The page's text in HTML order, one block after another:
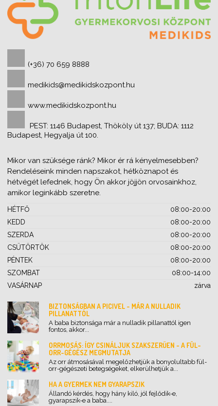
(+36) 70 659 8888
medikids@medikidskozpont.hu
www.medikidskozpont.hu
PEST: 1146 Budapest, Thököly út 137; BUDA: 1112
Budapest, Hegyalja út 100.
Mikor van szüksége ránk? Mikor ér rá kényelmesebben?
Rendeléseink minden napszakot, hétköznapot és
hétvégét lefednek, hogy Ön akkor jöjjön orvosainkhoz,
amikor leginkább szeretne.
HÉTFŐ
08:00-20:00
KEDD
08:00-20:00
SZERDA
08:00-20:00
CSÜTÖRTÖK
08:00-20:00
PÉNTEK
08:00-20:00
SZOMBAT
08:00-14:00
VASÁRNAP
zárva
BIZTONSÁGBAN A PICIVEL - MÁR A NULLADIK
PILLANATTÓL
A baba biztonsága már a nulladik pillanattól igen
fontos, akkor...
ORRMOSÁS: ÍGY CSINÁLJUK SZAKSZERŰEN - A FÜL-
ORR-GÉGÉSZ MEGMUTATJA
Az orr átmosásával megelőzhetjük a bonyolultabb fül-
orr-gégészeti betegségeket, elkerülhetjük a...
HA A GYERMEK NEM GYARAPSZIK
Állandó kérdés, hogy hány kiló, jól fejlődik-e,
gyarapszik-e a baba....